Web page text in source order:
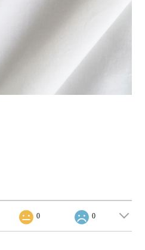
0 0